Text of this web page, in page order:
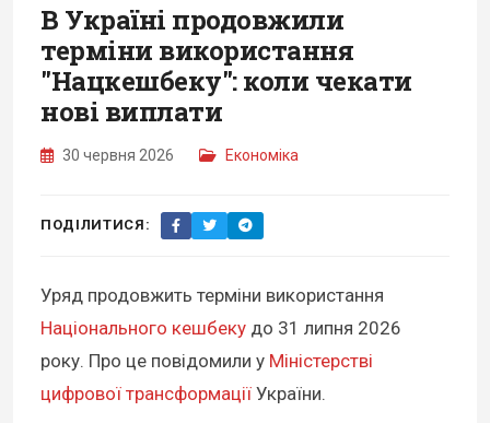
В Україні продовжили
терміни використання
"Нацкешбеку": коли чекати
нові виплати
30 червня 2026 Економіка
ПОДІЛИТИСЯ:
Уряд продовжить терміни використання
Національного кешбеку до 31 липня 2026
року. Про це повідомили у Міністерстві
цифрової трансформації України.